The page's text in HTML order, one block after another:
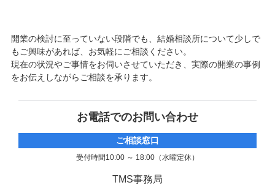
開業の検討に至っていない段階でも、結婚相談所について少しで
もご興味があれば、お気軽にご相談ください。
現在の状況やご事情をお伺いさせていただき、実際の開業の事例
をお伝えしながらご相談を承ります。
お電話でのお問い合わせ
ご相談窓口
受付時間10:00 ～ 18:00（水曜定休）
TMS事務局